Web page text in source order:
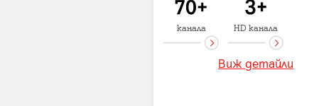
канала HD канала
Виж детайли